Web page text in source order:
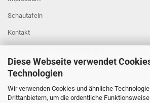
Diese Webseite verwendet
Technologien
Wir verwenden Cookies und ähnliche
Drittanbietern, um die ordentliche
Schautafeln
Kontakt
Widerrufsrecht & Muster-Widerrufsformular
Privatsphäre und Datenschutz